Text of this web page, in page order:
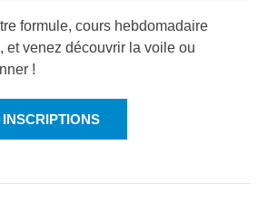
formule, cours hebdomadaire
et venez découvrir la voile ou
!